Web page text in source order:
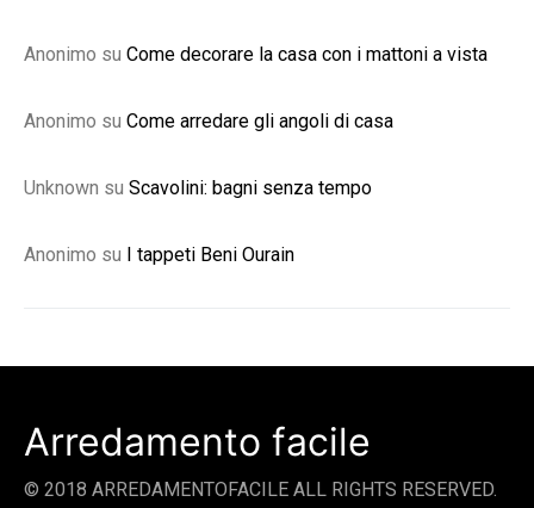
Anonimo su Come decorare la casa con i mattoni a vista
Anonimo su Come arredare gli angoli di casa
Unknown su Scavolini: bagni senza tempo
Anonimo su I tappeti Beni Ourain
Arredamento facile
© 2018 ARREDAMENTOFACILE ALL RIGHTS RESERVED.